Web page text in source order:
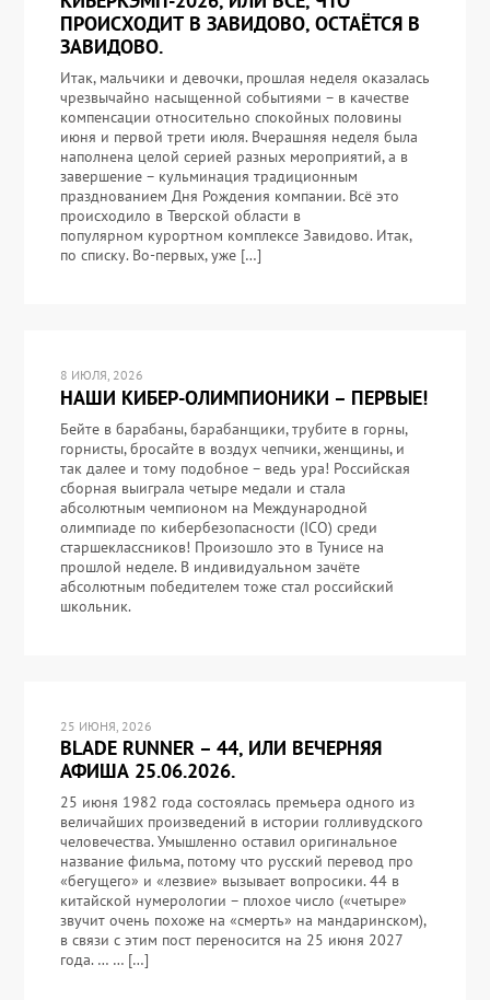
ПРОИСХОДИТ В ЗАВИДОВО, ОСТАЁТСЯ В
ЗАВИДОВО.
Итак, мальчики и девочки, прошлая неделя оказалась
чрезвычайно насыщенной событиями – в качестве
компенсации относительно спокойных половины
июня и первой трети июля. Вчерашняя неделя была
наполнена целой серией разных мероприятий, а в
завершение – кульминация традиционным
празднованием Дня Рождения компании. Всё это
происходило в Тверской области в
популярном курортном комплексе Завидово. Итак,
по списку. Во-первых, уже […]
8 ИЮЛЯ, 2026
НАШИ КИБЕР-ОЛИМПИОНИКИ – ПЕРВЫЕ!
Бейте в барабаны, барабанщики, трубите в горны,
горнисты, бросайте в воздух чепчики, женщины, и
так далее и тому подобное – ведь ура! Российская
сборная выиграла четыре медали и стала
абсолютным чемпионом на Международной
олимпиаде по кибербезопасности (ICO) среди
старшеклассников! Произошло это в Тунисе на
прошлой неделе. В индивидуальном зачёте
абсолютным победителем тоже стал российский
школьник.
25 ИЮНЯ, 2026
BLADE RUNNER – 44, ИЛИ ВЕЧЕРНЯЯ
АФИША 25.06.2026.
25 июня 1982 года состоялась премьера одного из
величайших произведений в истории голливудского
человечества. Умышленно оставил оригинальное
название фильма, потому что русский перевод про
«бегущего» и «лезвие» вызывает вопросики. 44 в
китайской нумерологии – плохое число («четыре»
звучит очень похоже на «смерть» на мандаринском),
в связи с этим пост переносится на 25 июня 2027
года. … … […]